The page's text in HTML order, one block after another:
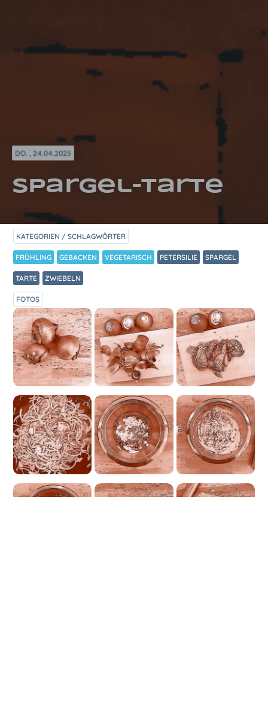
DO. , 24.04.2025
Spargel-Tarte
KATEGORIEN / SCHLAGWÖRTER
FRÜHLING GEBACKEN VEGETARISCH PETERSILIE SPARGEL
TARTE ZWIEBELN
FOTOS